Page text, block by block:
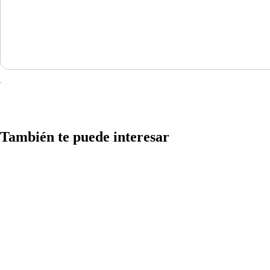
También te puede interesar